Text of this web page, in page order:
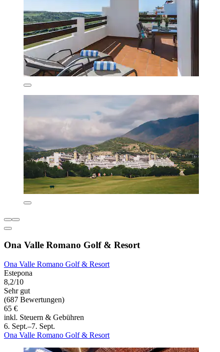
Ona Valle Romano Golf & Resort
Ona Valle Romano Golf & Resort
Estepona
8,2/10
Sehr gut
(687 Bewertungen)
65 €
inkl. Steuern & Gebühren
6. Sept.–7. Sept.
Ona Valle Romano Golf & Resort